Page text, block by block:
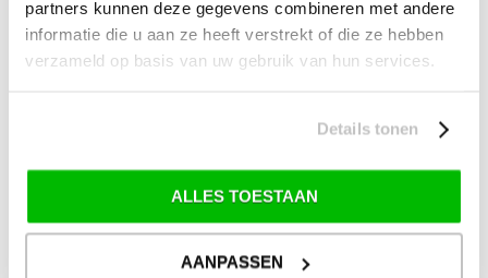
partners kunnen deze gegevens combineren met andere
informatie die u aan ze heeft verstrekt of die ze hebben
verzameld op basis van uw gebruik van hun services.
Details tonen
ALLES TOESTAAN
AANPASSEN
ONDERHOUD